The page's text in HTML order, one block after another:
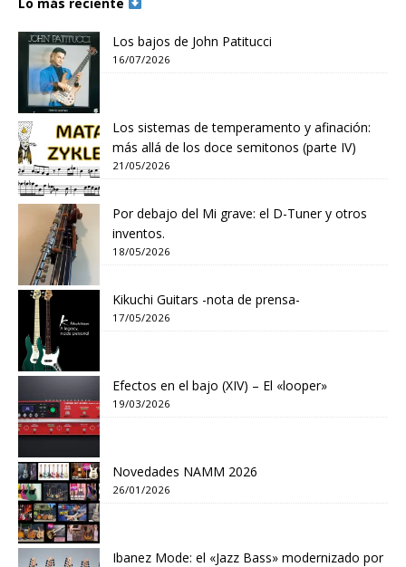
Los bajos de John Patitucci
16/07/2026
Los sistemas de temperamento y afinación:
más allá de los doce semitonos (parte IV)
21/05/2026
Por debajo del Mi grave: el D-Tuner y otros
inventos.
18/05/2026
Kikuchi Guitars -nota de prensa-
17/05/2026
Efectos en el bajo (XIV) – El «looper»
19/03/2026
Novedades NAMM 2026
26/01/2026
Ibanez Mode: el «Jazz Bass» modernizado por